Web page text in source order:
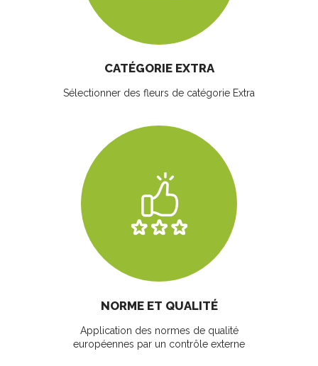
CATÉGORIE EXTRA
Sélectionner des fleurs de catégorie Extra
NORME ET QUALITÉ
Application des normes de qualité
européennes par un contrôle externe